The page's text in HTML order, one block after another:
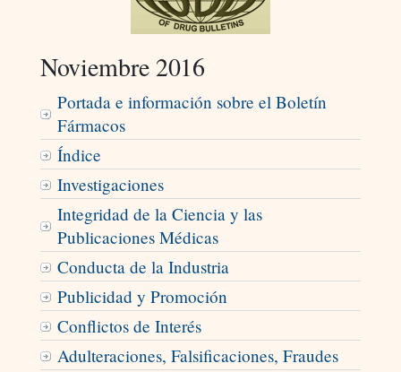
Noviembre 2016
Portada e información sobre el Boletín
Fármacos
Índice
Investigaciones
Integridad de la Ciencia y las
Publicaciones Médicas
Conducta de la Industria
Publicidad y Promoción
Conflictos de Interés
Adulteraciones, Falsificaciones, Fraudes